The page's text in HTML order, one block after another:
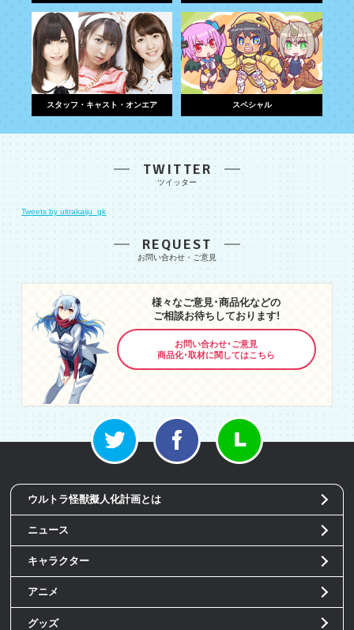
スタッフ・キャスト・オンエア スペシャル
TWITTER
Tweets by ultrakaiju_gk
REQUEST
様々なご意見･商品化などの
ご相談お待ちしております!
お問い合わせ･ご意見
商品化･取材に関してはこちら
ウルトラ怪獣擬人化計画とは
ニュース
キャラクター
アニメ
グッズ